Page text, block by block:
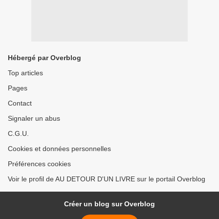
Hébergé par Overblog
Top articles
Pages
Contact
Signaler un abus
C.G.U.
Cookies et données personnelles
Préférences cookies
Voir le profil de AU DETOUR D'UN LIVRE sur le portail Overblog
Créer un blog sur Overblog